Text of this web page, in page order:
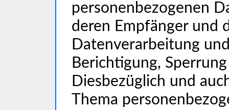
personenbezogenen
deren Empfänger und
Datenverarbeitung
Berichtigung,
Diesbezüglich und
Thema